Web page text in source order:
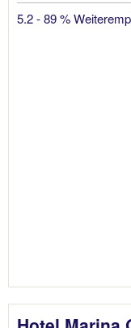
5.2 - 89 %